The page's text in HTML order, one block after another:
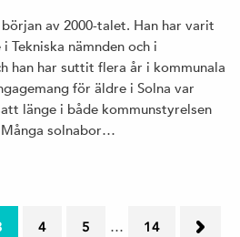
av 2000-talet. Han har varit
Tekniska nämnden och i
han har suttit flera år i kommunala
för äldre i Solna var
länge i både kommunstyrelsen
solnabor…
4 5 … 14 N